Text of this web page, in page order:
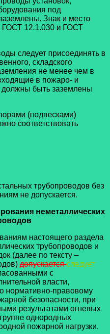
под
Знак и место
ГОСТ 12.1.030 и ГОСТ
следует присоединять в
складского
не менее чем в
в пожаро- и
должны быть заземлены
(подвесками)
соответствовать
трубопроводов без
не допускается.
неметаллических
настоящего раздела
трубопроводов и
(далее по тексту –
допускаетсяследует
с
власти,
нормативно-правовому
безопасности, при
результатами огневых
однородных
пожарной нагрузки.